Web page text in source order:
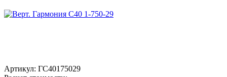
Артикул: ГС40175029